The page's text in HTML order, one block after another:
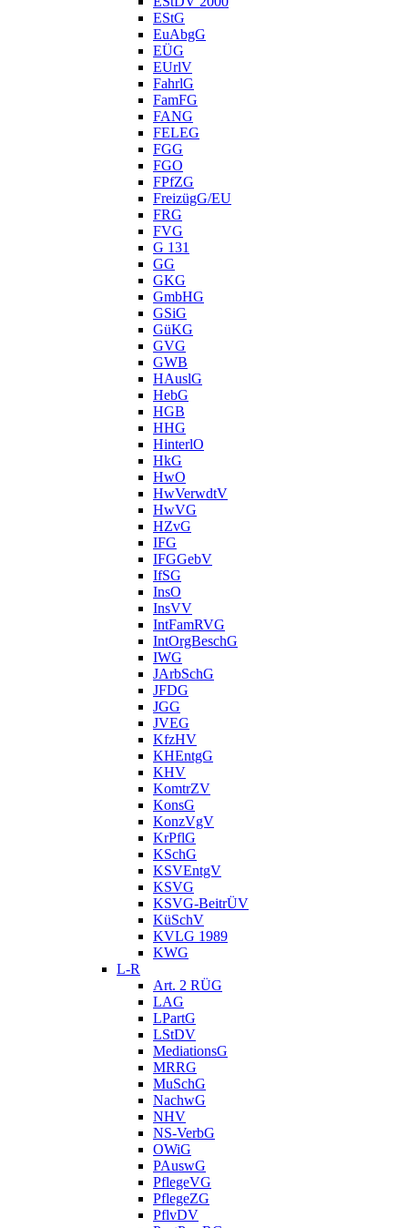
EStG
EuAbgG
EÜG
EUrlV
FahrlG
FamFG
FANG
FELEG
FGG
FGO
FPfZG
FreizügG/EU
FRG
FVG
G 131
GG
GKG
GmbHG
GSiG
GüKG
GVG
GWB
HAuslG
HebG
HGB
HHG
HinterlO
HkG
HwO
HwVerwdtV
HwVG
HZvG
IFG
IFGGebV
IfSG
InsO
InsVV
IntFamRVG
IntOrgBeschG
IWG
JArbSchG
JFDG
JGG
JVEG
KfzHV
KHEntgG
KHV
KomtrZV
KonsG
KonzVgV
KrPflG
KSchG
KSVEntgV
KSVG
KSVG-BeitrÜV
KüSchV
KVLG 1989
KWG
L-R
Art. 2 RÜG
LAG
LPartG
LStDV
MediationsG
MRRG
MuSchG
NachwG
NHV
NS-VerbG
OWiG
PAuswG
PflegeVG
PflegeZG
PflvDV